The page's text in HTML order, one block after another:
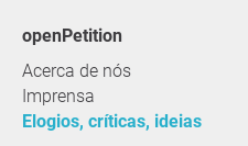
openPetition
Acerca de nós
Imprensa
Elogios, críticas, ideias